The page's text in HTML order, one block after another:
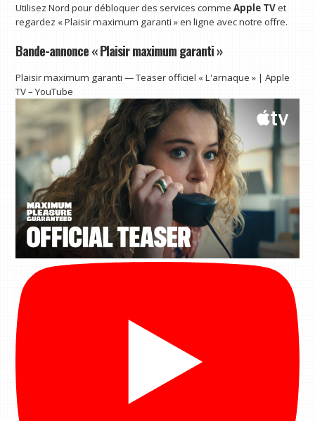
Utilisez Nord pour débloquer des services commeApple TVet
regardez « Plaisir maximum garanti » en ligne avec notre offre.
Bande-annonce « Plaisir maximum garanti »
Plaisir maximum garanti — Teaser officiel « L'arnaque » | Apple
TV – YouTube